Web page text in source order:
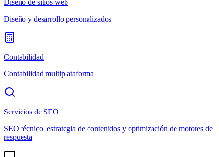
Diseño de sitios web
Diseño y desarrollo personalizados
Contabilidad
Contabilidad multiplataforma
Servicios de SEO
SEO técnico, estrategia de contenidos y optimización de motores de
respuesta